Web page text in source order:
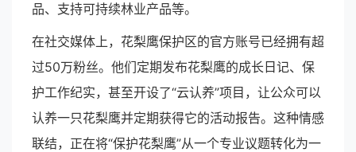
品、支持可持续林业产品等。
在社交媒体上，花梨鹰保护区的官方账号已经拥有超
过50万粉丝。他们定期发布花梨鹰的成长日记、保
护工作纪实，甚至开设了“云认养”项目，让公众可以
认养一只花梨鹰并定期获得它的活动报告。这种情感
联结，正在将“保护花梨鹰”从一个专业议题转化为一